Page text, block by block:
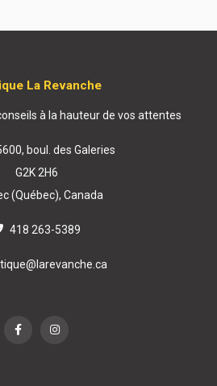
La Revanche
à la hauteur de vos attentes
boul. des Galeries
G2K 2H6
(Québec), Canada
418 263-5389